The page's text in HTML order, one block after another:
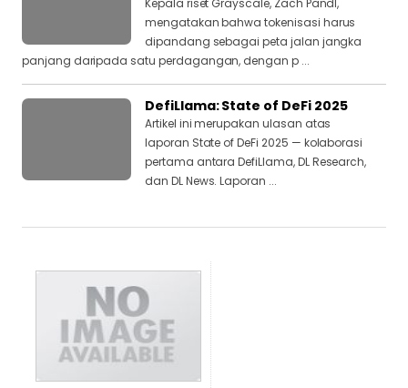
mengatakan bahwa tokenisasi harus
dipandang sebagai peta jalan jangka
panjang daripada satu perdagangan, dengan p ...
DefiLlama: State of DeFi 2025
Artikel ini merupakan ulasan atas
laporan State of DeFi 2025 — kolaborasi
pertama antara DefiLlama, DL Research,
dan DL News. Laporan ...